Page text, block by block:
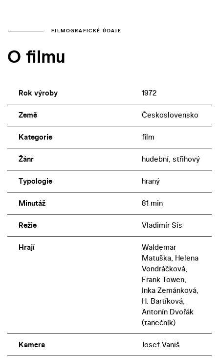
1970 (Ďábelské líbánky). Ve snímku, vybudovaném i na
právě kvality starší domácí produkce, opírající se o
FILMOGRAFICKÉ ÚDAJE
O filmu
Rok výroby 1972
Země Československo
Kategorie film
Žánr hudební, střihový
Typologie hraný
Minutáž 81 min
Režie Vladimír Sís
Hrají
Waldemar
Matuška, Helena
Vondráčková,
Frank Towen,
Inka Zemánková,
H. Bartíková,
Antonín Dvořák
(tanečník)
Kamera Josef Vaniš